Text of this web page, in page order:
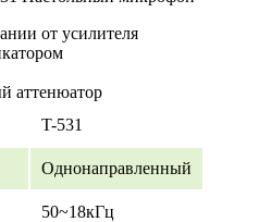
от усилителя
аттенюатор
T-531
Однонаправленный
50~18кГц